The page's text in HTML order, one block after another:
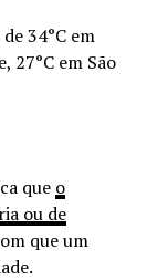
34°C em
27°C em São
que o
ou de
que um